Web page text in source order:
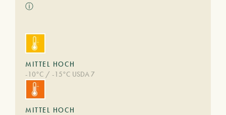
ⓘ
MITTEL HOCH
-10°C / -15°C USDA 7
MITTEL HOCH